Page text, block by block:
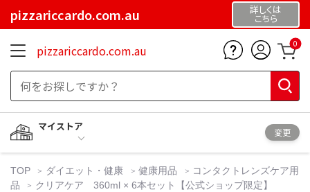
pizzariccardo.com.au 詳しくは
こちら
pizzariccardo.com.au 0
マイストア
変更
TOP ダイエット・健康 健康用品
コンタクトレンズケア用
品
クリアケア 360ml × 6本セット【公式ショップ限定】